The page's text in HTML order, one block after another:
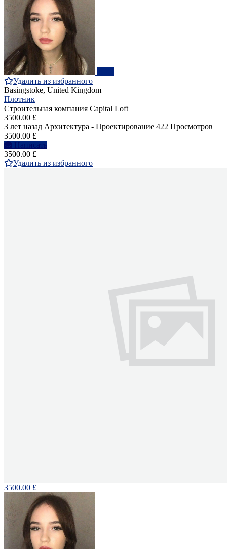
Удалить из избранного
Basingstoke, United Kingdom
Плотник
Строительная компания Capital Loft
3500.00 £
3 лет назад Архитектура - Проектирование 422 Просмотров
3500.00 £
Написать
3500.00 £
Удалить из избранного
3500.00 £